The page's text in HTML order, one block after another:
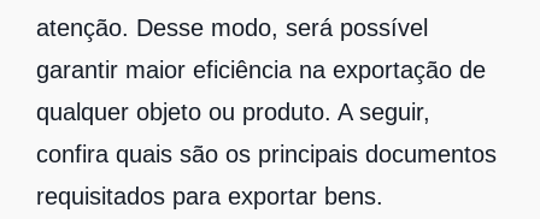
atenção. Desse modo, será possível
garantir maior eficiência na exportação de
qualquer objeto ou produto. A seguir,
confira quais são os principais documentos
requisitados para exportar bens.